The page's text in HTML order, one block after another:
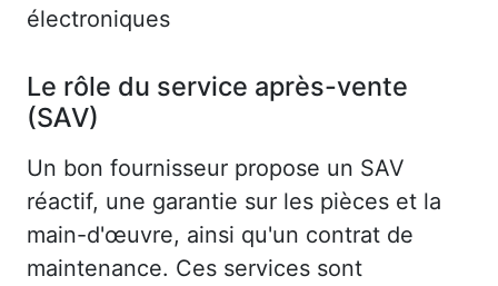
électroniques
Le rôle du service après-vente
(SAV)
Un bon fournisseur propose un SAV
réactif, une garantie sur les pièces et la
main-d'œuvre, ainsi qu'un contrat de
maintenance. Ces services sont